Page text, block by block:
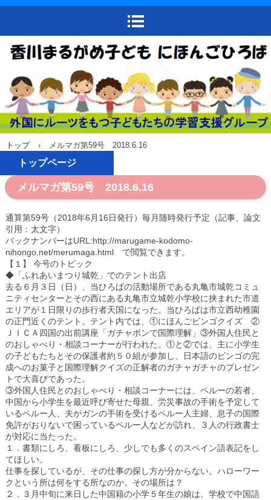
トップ › メルマガ第59号 2018.6.16
トップページ
お問い合わせ
qzp10324@gmail.co
m 080-3921-9414
メルマガ第59号 2018.6.16
通算第59号（2018年6月16日発行）毎月随時発行予定（記事、論文
引用：太文字）
バックナンバーはURL:http://marugame-kodomo-
nihongo.net/merumaga.html で閲覧できます。
【１】 今号のトピック
◆「ふれあいまつり城乾」でのテント出店
去る６月３日（日）、当ひろばの活動場所である丸亀市城乾コミュ
ニティセンターとその西にある丸亀市立城乾小学校に挟まれた市道
エリアが１日限りの歩行者天国になった。当ひろばは市立西幼稚園
の正門近くのテント。テント内では、①にほんごビンゴクイズ ②
ＪＩＣＡ四国の出前講座「ガチャポンで国際理解」③外国人住民と
のおしゃべり・相談コーナーが行われた。①と②では、主に小学生
の子どもたちとその保護者約５０組が参加し、日本語のビンゴの完
成へのお菓子と国際理解クイズの正解者のガチャガチャのプレゼン
トで大喜びであった。
③外国人住民とのおしゃべり・相談コーナーには、ペルーの若者、
中国から小学生を最近呼び寄せた母親、労災事故の手術を予定して
いるペルー人、夫がガンの手術を受けるペルー人主婦、息子の国際
免許がおりないで困っているペルー人などが訪れ、３人の行政書士
が対応に当たった。
１．書類にしろ、看板にしろ、少しでも多くのスペイン語表記をし
てほしい。
仕事を探しているが、その仕事の探し方が分からない。ハローワー
クという所は何をする所なのか。その場所は？
２．３月中旬に来日した中国籍の小学５年生の娘は、学校で中国語